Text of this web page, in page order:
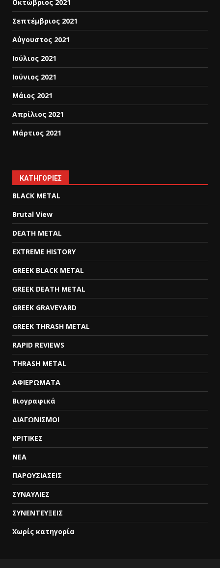
Οκτώβριος 2021
Σεπτέμβριος 2021
Αύγουστος 2021
Ιούλιος 2021
Ιούνιος 2021
Μάιος 2021
Απρίλιος 2021
Μάρτιος 2021
KΑΤΗΓΟΡΊΕΣ
BLACK METAL
Brutal View
DEATH METAL
EXTREME HISTORY
GREEK BLACK METAL
GREEK DEATH METAL
GREEK GRAVEYARD
GREEK THRASH METAL
RAPID REVIEWS
THRASH METAL
ΑΦΙΕΡΩΜΑΤΑ
Βιογραφικά
ΔΙΑΓΩΝΙΣΜΟΙ
ΚΡΙΤΙΚΕΣ
ΝΕΑ
ΠΑΡΟΥΣΙΑΣΕΙΣ
ΣΥΝΑΥΛΙΕΣ
ΣΥΝΕΝΤΕΥΞΕΙΣ
Χωρίς κατηγορία